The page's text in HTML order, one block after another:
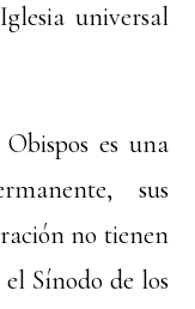
universal
es una
sus
no tienen
Sínodo de los